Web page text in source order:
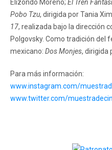
Elizondo Moreno; El Tren
Pobo Tzu, dirigida por Tania
17, realizada bajo la dirección
Polgovsky. Como tradición del
mexicano: Dos Monjes, dirigida
Para más información:
www.instagram.com/
www.twitter.com/